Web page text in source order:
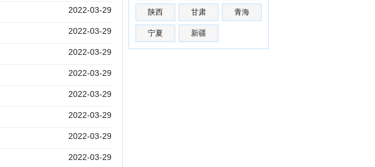
2022-03-29
2022-03-29
2022-03-29
2022-03-29
2022-03-29
2022-03-29
2022-03-29
2022-03-29
陕西 甘肃 青海
宁夏 新疆